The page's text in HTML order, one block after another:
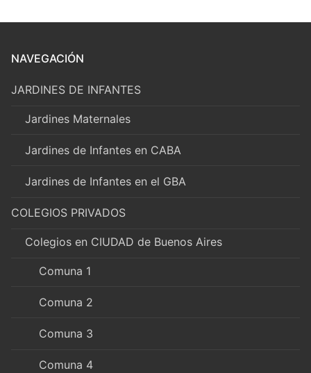
NAVEGACIÓN
JARDINES DE INFANTES
Jardines Maternales
Jardines de Infantes en CABA
Jardines de Infantes en el GBA
COLEGIOS PRIVADOS
Colegios en CIUDAD de Buenos Aires
Comuna 1
Comuna 2
Comuna 3
Comuna 4